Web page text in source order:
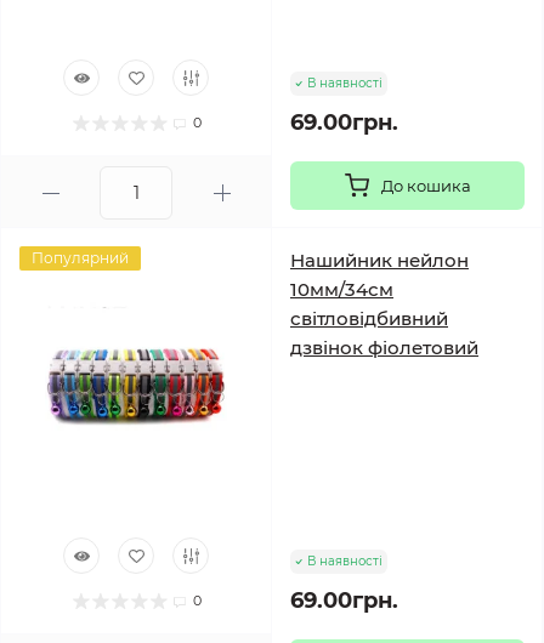
0
В наявності
69.00грн.
До кошика
Популярний
0
Нашийник нейлон
10мм/34см
світловідбивний
дзвінок фіолетовий
В наявності
69.00грн.